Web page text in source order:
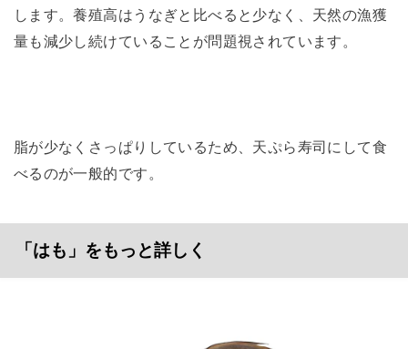
します。養殖高はうなぎと比べると少なく、天然の漁獲
量も減少し続けていることが問題視されています。
脂が少なくさっぱりしているため、天ぷら寿司にして食
べるのが一般的です。
「はも」をもっと詳しく